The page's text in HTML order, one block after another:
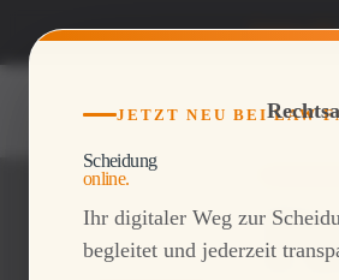
JETZT NEU BEI LAW
Scheidung
online.
Ihr digitaler Weg zur
begleitet und jederzeit
Telefon DE